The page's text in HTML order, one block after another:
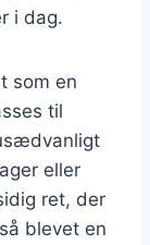
i dag.
som en
til
eller
ret, der
blevet en